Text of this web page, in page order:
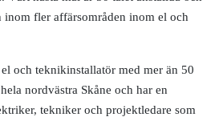
inom fler affärsområden inom el och
och teknikinstallatör med mer än 50
nordvästra Skåne och har en
tekniker och projektledare som